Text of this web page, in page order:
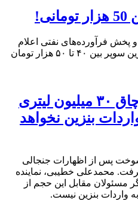
فرآورده‌های نفتی اعلام
کرد: پیش بینی می‌کنیم واردات بنزین سوپر بین ۴۰ تا ۵۰ هزار تومان
دولت با جلوگیری از قاچاق ۳۰ میلیون لیتری
بنزین نخواهد
لیتری سوخت پس از اظهارات جنجالی
محمدعلی خطیبی، نماینده
مسئولان مقابل این حجم از
واردات بنزین نیست.